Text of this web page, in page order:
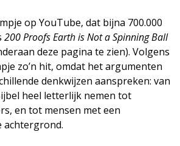
op YouTube, dat bijna 700.000
200 Proofs Earth is Not a Spinning Ball
deze pagina te zien). Volgens
zo’n hit, omdat het argumenten
denkwijzen aanspreken: van
heel letterlijk nemen tot
en tot mensen met een
achtergrond.